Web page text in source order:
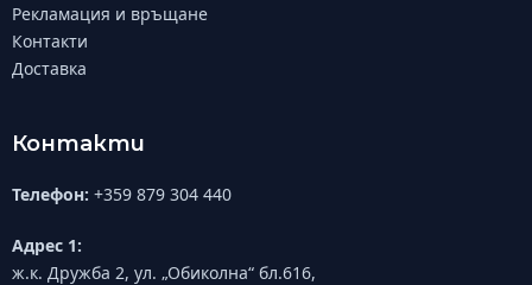
Рекламация и връщане
Контакти
Доставка
Контакти
Телефон: +359 879 304 440
Адрес 1:
ж.к. Дружба 2, ул. „Обиколна“ бл.616,